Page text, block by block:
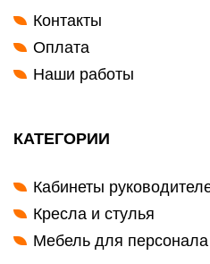
Контакты
Оплата
Наши работы
КАТЕГОРИИ
Кабинеты
Кресла и стулья
Мебель для персонала